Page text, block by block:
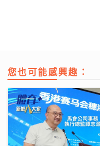
您也可能感興趣：